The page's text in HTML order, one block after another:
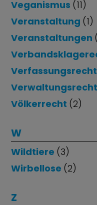
Veganismus (11)
Veranstaltung (1)
Veranstaltungen
Verfassungsrecht
Verwaltungsrecht
Völkerrecht (2)
W
Wildtiere (3)
Wirbellose (2)
Z